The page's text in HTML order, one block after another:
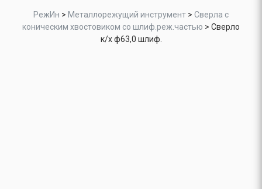
РежИн > Металлорежущий инструмент > Сверла с
коническим хвостовиком со шлиф.реж.частью > Сверло
к/х ф63,0 шлиф.